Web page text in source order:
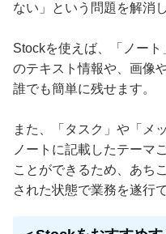
ない」という問題を解消し
Stockを使えば、「ノー
のテキスト情報や、画像
誰でも簡単に残せます。
また、「タスク」や「メ
ノートに記載したテーマ
ことができるため、あち
された状態で業務を遂行